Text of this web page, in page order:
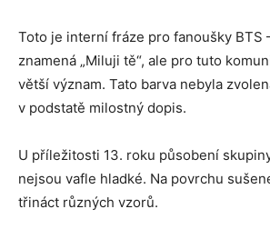
Toto je interní fráze pro fanoušky BTS
znamená „Miluji tě“, ale pro tuto
větší význam. Tato barva nebyla
v podstatě milostný dopis.
U příležitosti 13. roku působení
nejsou vafle hladké. Na povrchu
třináct různých vzorů.